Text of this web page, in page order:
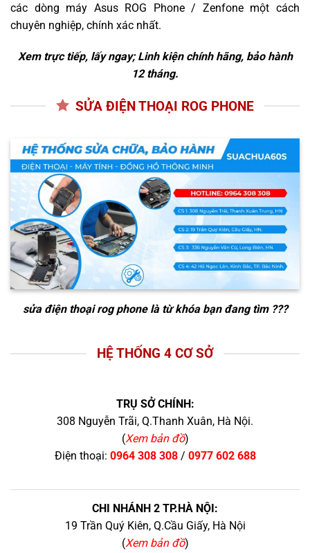
các dòng máy Asus ROG Phone / Zenfone một cách
chuyên nghiệp, chính xác nhất.
Xem trực tiếp, lấy ngay; Linh kiện chính hãng, bảo hành
12 tháng.
SỬA ĐIỆN THOẠI ROG PHONE
sửa điện thoại rog phonelà từ khóa bạn đang tìm ???
HỆ THỐNG 4 CƠ SỞ
TRỤ SỞ CHÍNH:
308 Nguyễn Trãi, Q.Thanh Xuân, Hà Nội.
(Xem bản đồ)
Điện thoại: 0964 308 308/ 0977 602 688
CHI NHÁNH 2 TP.HÀ NỘI:
19 Trần Quý Kiên, Q.Cầu Giấy, Hà Nội
(Xem bản đồ)